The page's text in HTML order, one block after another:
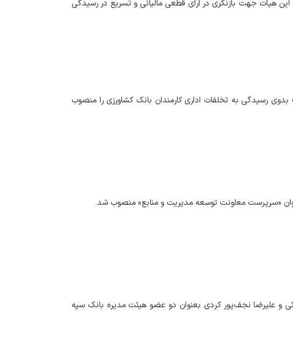
هیأت جهت بازنگری در آرای قطعی مالیاتی و تسریع در رسیدگی
رسیدگی به تخلفات اداری کارمندان بانک کشاورزی را منصوب
«سرپرست معاونت توسعه مدیریت و منابع» منصوب شد.
و علیرضا نجف‌پور کردی بعنوان دو عضو هیئت مدیره بانک سپه